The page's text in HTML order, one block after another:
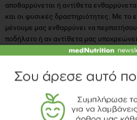
αποθαρρύνεται ή αντίθετα
και οι φυσικές δραστηριότητες. Με το
μένουμε μας ενθαρρύνει να
ποδήλατο ή αν αντίθετα μας
αυτοκίνητο. Αν μας παρέχει ασφάλεια
πόλης, όπου η πρόσβαση είναι εφικτή
παρέχει χώρους πρασίνου στους
περπατήσουμε και τα παιδιά να
λέξη έχουν ονομαστεί
αναφερθούμε στο επόμενο άρθρο σε